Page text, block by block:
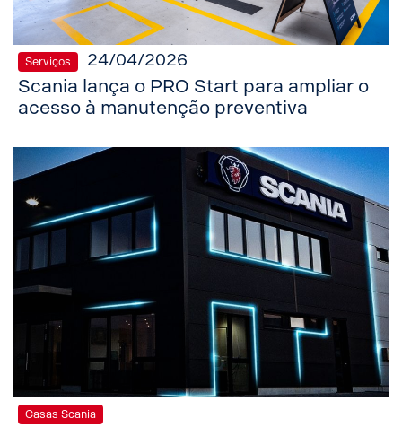
Serviços 24/04/2026
Scania lança o PRO Start para ampliar o
acesso à manutenção preventiva
Casas Scania